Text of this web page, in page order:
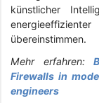
künstlicher
übereinstimmen.
Mehr erfahren:
Firewalls in
engineers